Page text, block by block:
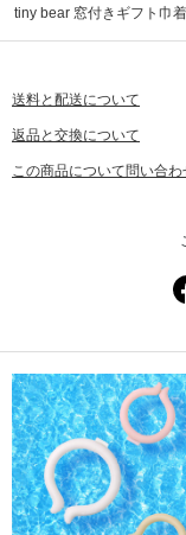
tiny bear 窓付きギフト巾
送料と配送について
返品と交換について
この商品について問い合わ